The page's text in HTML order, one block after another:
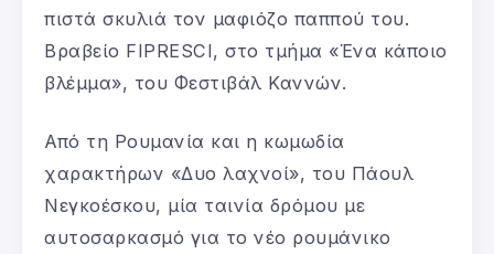
πιστά σκυλιά τον μαφιόζο παππού του.
Βραβείο FIPRESCI, στο τμήμα «Ένα κάποιο
βλέμμα», του Φεστιβάλ Καννών.
Από τη Ρουμανία και η κωμωδία
χαρακτήρων «Δυο λαχνοί», του Πάουλ
Νεγκοέσκου, μία ταινία δρόμου με
αυτοσαρκασμό για το νέο ρουμάνικο